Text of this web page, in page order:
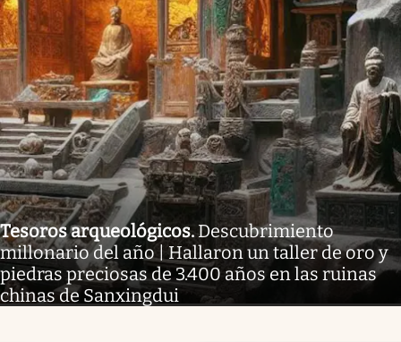
Tesoros arqueológicos.Descubrimiento
millonario del año | Hallaron un taller de oro y
piedras preciosas de 3.400 años en las ruinas
chinas de Sanxingdui